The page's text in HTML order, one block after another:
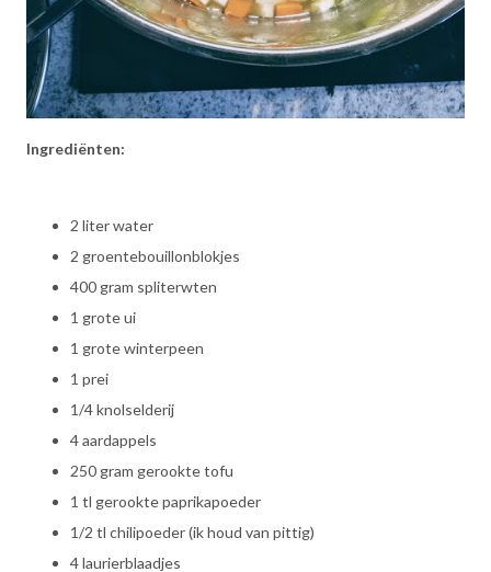
Ingrediënten:
2 liter water
2 groentebouillonblokjes
400 gram spliterwten
1 grote ui
1 grote winterpeen
1 prei
1/4 knolselderij
4 aardappels
250 gram gerookte tofu
1 tl gerookte paprikapoeder
1/2 tl chilipoeder (ik houd van pittig)
4 laurierblaadjes